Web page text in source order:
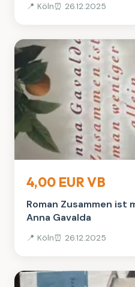
📍 Köln⏰ 26.12.2025
4,00 EUR VB
Roman Zusammen ist
Anna Gavalda
📍 Köln⏰ 26.12.2025